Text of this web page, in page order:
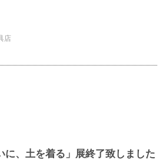
店
に、土を着る」展終了致しました